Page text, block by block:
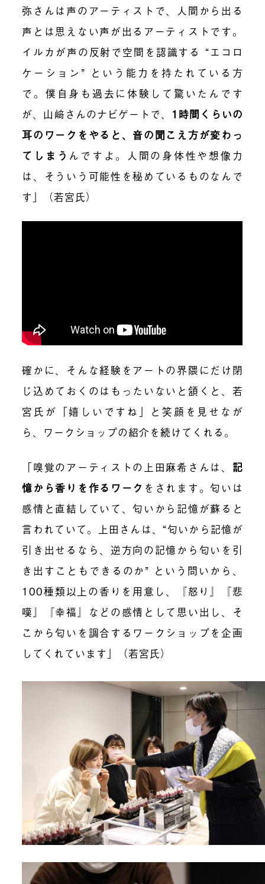
弥さんは声のアーティストで、人間から出る
声とは思えない声が出るアーティストです。
イルカが声の反射で空間を認識する “エコロ
ケーション” という能力を持たれている方
で。僕自身も過去に体験して驚いたんです
が、山﨑さんのナビゲートで、 1時間くらいの
耳のワークをやると、音の聞こえ方が変わっ
てしまう んですよ。人間の身体性や想像力
は、そういう可能性を秘めているものなんで
す」（若宮氏）
確かに、そんな経験をアートの界隈にだけ閉
じ込めておくのはもったいないと頷くと、若
宮氏が「嬉しいですね」と笑顔を見せなが
ら、ワークショップの紹介を続けてくれる。
「嗅覚のアーティストの上田麻希さんは、 記
憶から香りを作るワーク をされます 。匂いは
感情と直結していて、匂いから記憶が蘇ると
言われていて。上田さんは、“匂いから記憶が
引き出せるなら、逆方向の記憶から匂いを引
き出すこともできるのか” という問いから、
100種類以上の香りを用意し、『怒り』『悲
嘆』『幸福』などの感情として思い出し、そ
こから匂いを調合するワークショップを企画
してくれています」（若宮氏）